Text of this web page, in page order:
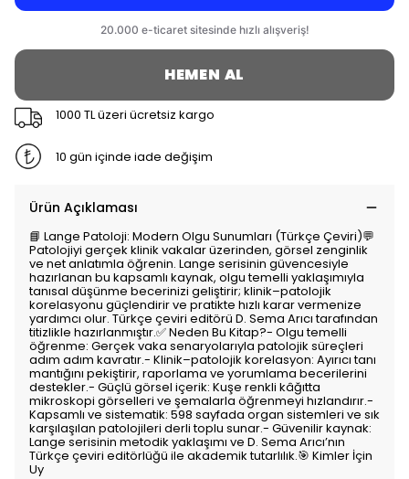
HEMEN AL
1000 TL üzeri ücretsiz kargo
10 gün içinde iade değişim
Ürün Açıklaması
📘 Lange Patoloji: Modern Olgu Sunumları (Türkçe Çeviri)💬
Patolojiyi gerçek klinik vakalar üzerinden, görsel zenginlik
ve net anlatımla öğrenin. Lange serisinin güvencesiyle
hazırlanan bu kapsamlı kaynak, olgu temelli yaklaşımıyla
tanısal düşünme becerinizi geliştirir; klinik–patolojik
korelasyonu güçlendirir ve pratikte hızlı karar vermenize
yardımcı olur. Türkçe çeviri editörü D. Sema Arıcı tarafından
titizlikle hazırlanmıştır.✅ Neden Bu Kitap?- Olgu temelli
öğrenme: Gerçek vaka senaryolarıyla patolojik süreçleri
adım adım kavratır.- Klinik–patolojik korelasyon: Ayırıcı tanı
mantığını pekiştirir, raporlama ve yorumlama becerilerini
destekler.- Güçlü görsel içerik: Kuşe renkli kâğıtta
mikroskopi görselleri ve şemalarla öğrenmeyi hızlandırır.-
Kapsamlı ve sistematik: 598 sayfada organ sistemleri ve sık
karşılaşılan patolojileri derli toplu sunar.- Güvenilir kaynak:
Lange serisinin metodik yaklaşımı ve D. Sema Arıcı’nın
Türkçe çeviri editörlüğü ile akademik tutarlılık.🎯 Kimler İçin
Uy